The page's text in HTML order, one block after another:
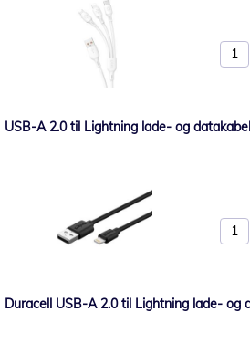
USB-A 2.0 til Lightning lade- og
Duracell USB-A 2.0 til Lightning lade- og